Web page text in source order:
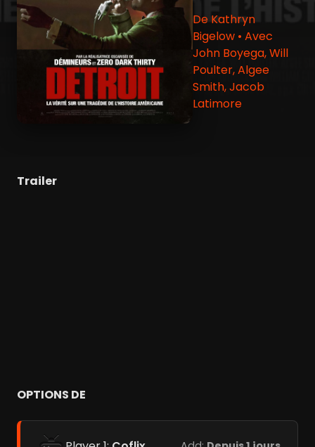
De Kathryn
Bigelow • Avec
John Boyega, Will
Poulter, Algee
Smith, Jacob
Latimore
Trailer
OPTIONS DE